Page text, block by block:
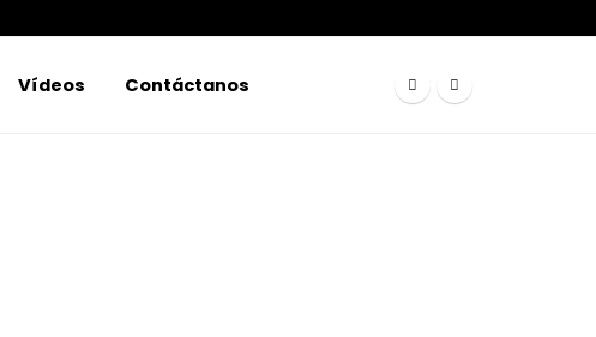
Vídeos Contáctanos